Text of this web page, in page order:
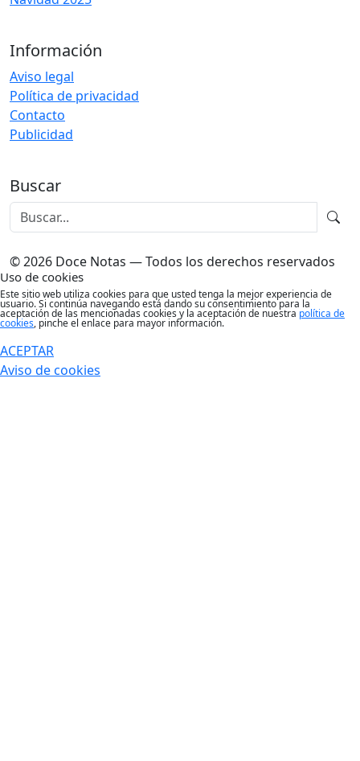
Información
Aviso legal
Política de privacidad
Contacto
Publicidad
Buscar
© 2026 Doce Notas — Todos los derechos reservados
Uso de cookies
Este sitio web utiliza cookies para que usted tenga la mejor experiencia de
usuario. Si continúa navegando está dando su consentimiento para la
aceptación de las mencionadas cookies y la aceptación de nuestra política de
cookies, pinche el enlace para mayor información.
ACEPTAR
Aviso de cookies